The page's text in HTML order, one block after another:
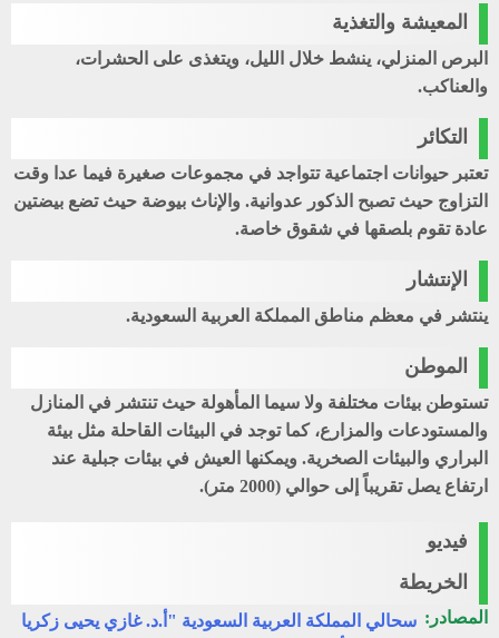
المعيشة والتغذية
البرص المنزلي، ينشط خلال الليل، ويتغذى على الحشرات،
والعناكب.
التكائر
تعتبر حيوانات اجتماعية تتواجد في مجموعات صغيرة فيما عدا وقت
التزاوج حيث تصبح الذكور عدوانية. والإناث بيوضة حيث تضع بيضتين
عادة تقوم بلصقها في شقوق خاصة.
الإنتشار
ينتشر في معظم مناطق المملكة العربية السعودية.
الموطن
تستوطن بيئات مختلفة ولا سيما المأهولة حيث تنتشر في المنازل
والمستودعات والمزارع، كما توجد في البيئات القاحلة مثل بيئة
البراري والبيئات الصخرية. ويمكنها العيش في بيئات جبلية عند
ارتفاع يصل تقريباً إلى حوالي (2000 متر).
فيديو
الخريطة
المصادر: سحالي المملكة العربية السعودية "أ.د. غازي يحيى زكريا